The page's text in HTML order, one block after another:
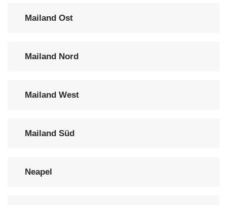
Mailand Ost
Mailand Nord
Mailand West
Mailand Süd
Neapel